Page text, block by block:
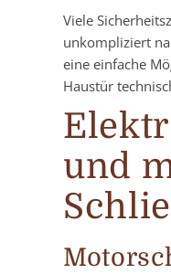
Viele
unkompliziert
eine einfache
Haustür
und